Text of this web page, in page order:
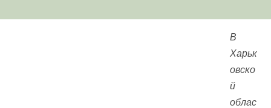
В
Харьк
овско
й
облас